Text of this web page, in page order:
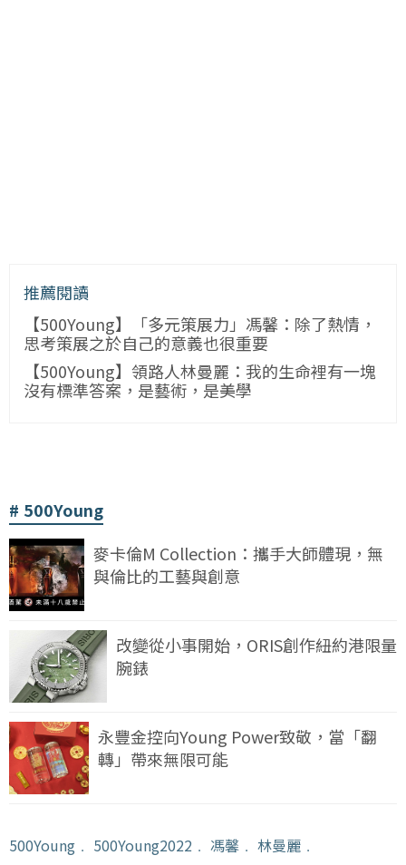
推薦閱讀
【500Young】「多元策展力」馮馨：除了熱情，
思考策展之於自己的意義也很重要
【500Young】領路人林曼麗：我的生命裡有一塊
沒有標準答案，是藝術，是美學
500Young
麥卡倫M Collection：攜手大師體現，無
與倫比的工藝與創意
改變從小事開始，ORIS創作紐約港限量
腕錶
永豐金控向Young Power致敬，當「翻
轉」帶來無限可能
500Young ﹒ 500Young2022 ﹒ 馮馨 ﹒ 林曼麗 ﹒